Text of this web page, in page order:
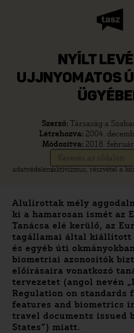
NYÍLT
UJJNYOMATOS
Szerző: Társaság a
Létrehozva: 2004.
Módosítva: 2018.
adatvédelemaktivizmus, részvétel a
Alulírottak mély
ki a hamarosan ismét az
Tanácsa elé kerülő, az
tagállamai által kiállított
és egyéb úti
biometriai azonosítók
előírásaira vonatkozó
tervezetet (angol nevén
Regulation on standards
features and biometrics
travel documents issued
States”) miatt.